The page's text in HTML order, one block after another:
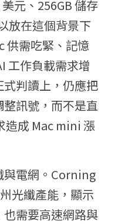
元、256GB 儲存
放在這個背景下
供需吃緊、記憶
工作負載需求增
判讀上，仍應把
訊號，而不是直
造成 Mac mini 漲
與電網。Corning
光纖產能，顯示
需要高速網路與